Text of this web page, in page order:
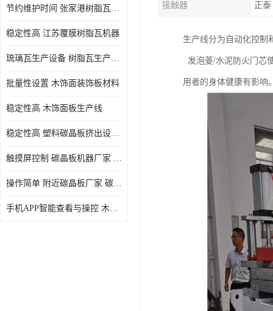
节约维护时间 张家港树脂瓦小青瓦成型机
稳定性高 江苏覆膜树脂瓦机器
琉璃瓦生产设备 树脂瓦生产设备
批量性设置 木饰面装饰板材料
稳定性高 木饰面板生产线
稳定性高 塑料碳晶板挤出设备 碳晶板设备
触摸屏控制 碳晶板机器厂家 碳晶板全屋装修的利和弊
操作简单 附近碳晶板厂家 碳晶板机器厂家
手机APP智能查看与操控 木饰面板机器
接触器 正泰
生产线分为自动化控制
发泡菱/水泥防火门芯
用者的身体健康有影响